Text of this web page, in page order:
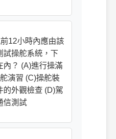
12小時內應由該
試操舵系統，下
內？ (A)進行操滿
演習 (C)操舵裝
的外觀檢查 (D)駕
信測試